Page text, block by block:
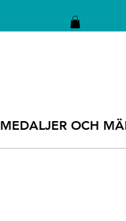
MEDALJER OCH